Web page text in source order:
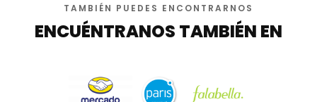
TAMBIÉN PUEDES ENCONTRARNOS
ENCUÉNTRANOS TAMBIÉN EN